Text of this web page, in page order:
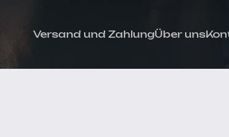
Versand und ZahlungÜber uns